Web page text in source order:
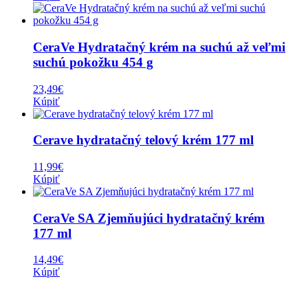
CeraVe Hydratačný krém na suchú až veľmi
suchú pokožku 454 g
23,49€
Kúpiť
Cerave hydratačný telový krém 177 ml
11,99€
Kúpiť
CeraVe SA Zjemňujúci hydratačný krém
177 ml
14,49€
Kúpiť